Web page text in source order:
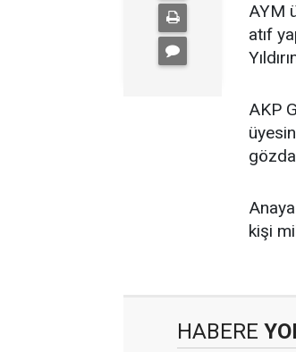
AYM
atıf
AKP
kişi
HABERE